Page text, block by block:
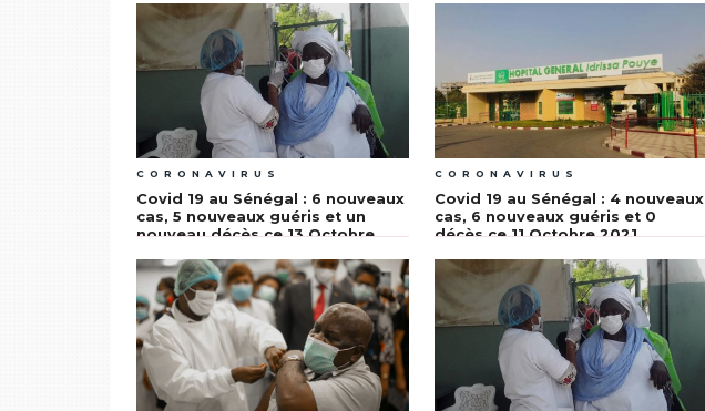
CORONAVIRUS
Covid 19 au Sénégal : 6 nouveaux
cas, 5 nouveaux guéris et un
nouveau décès ce 13 Octobre
CORONAVIRUS
Covid 19 au Sénégal : 4 nouveaux
cas, 6 nouveaux guéris et 0
décès ce 11 Octobre 2021